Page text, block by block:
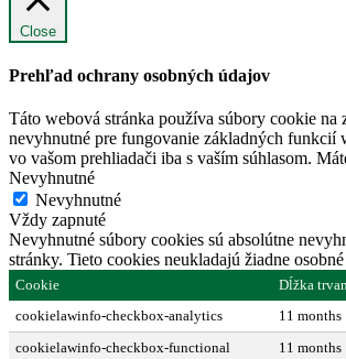
Close
Prehľad ochrany osobných údajov
Táto webová stránka používa súbory cookie
nevyhnutné pre fungovanie základných funkcií
vo vašom prehliadači iba s vaším súhlasom.
Nevyhnutné
Nevyhnutné
Vždy zapnuté
Nevyhnutné súbory cookies sú absolútne
stránky. Tieto cookies neukladajú žiadne
Cookie Dĺžka
cookielawinfo-checkbox-analytics
11 months
cookielawinfo-checkbox-functional
11 months